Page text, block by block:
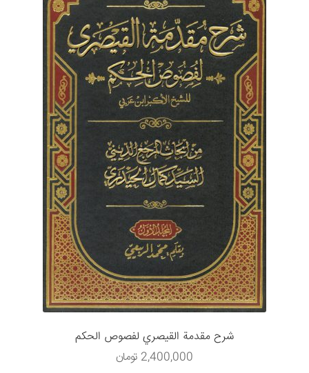
برگه نمونه
پرداخت
تماس با ما
ثبت شکایات
حساب کاربری من
درباره ما
سبد خرید
قوانین و مقررات
شرح مقدمة القیصري لفصوص الحکم
2,400,000 تومان